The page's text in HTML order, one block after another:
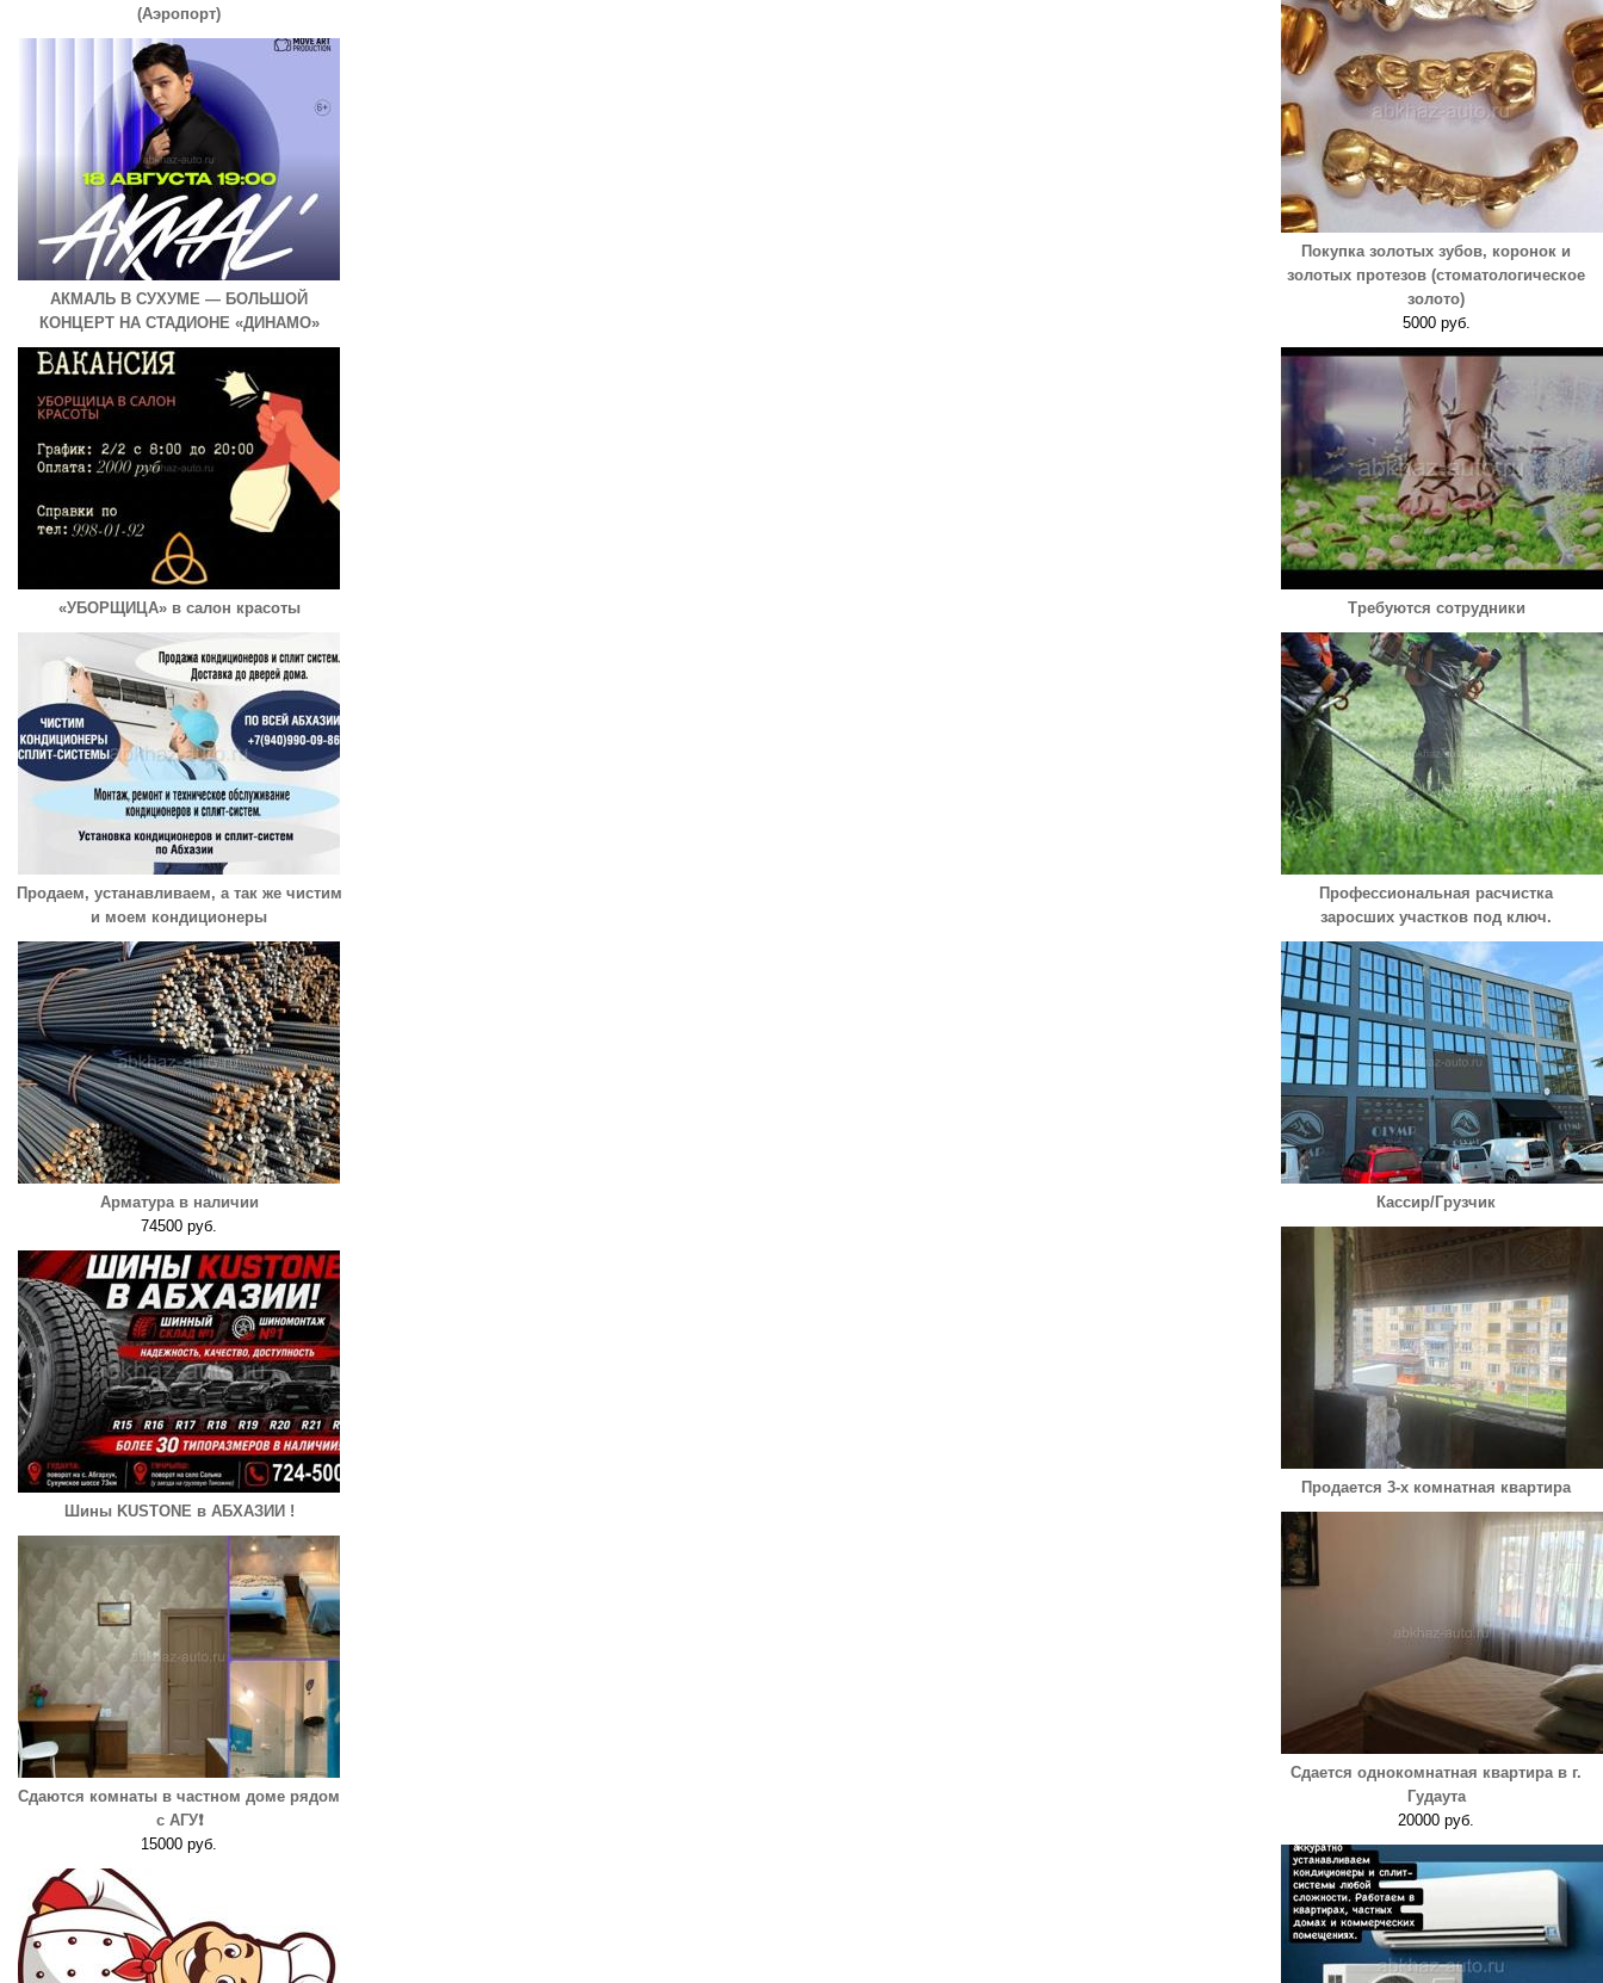
(Аэропорт)
АКМАЛЬ В СУХУМЕ — БОЛЬШОЙ
КОНЦЕРТ НА СТАДИОНЕ «ДИНАМО»
«УБОРЩИЦА» в салон красоты
Продаем, устанавливаем, а так же чистим
и моем кондиционеры
Арматура в наличии
74500 руб.
Шины KUSTONE в АБХАЗИИ !
Сдаются комнаты в частном доме рядом
с АГУ❗️
15000 руб.
Покупка золотых зубов, коронок и
золотых протезов (стоматологическое
золото)
5000 руб.
Требуются сотрудники
Профессиональная расчистка
заросших участков под ключ.
Кассир/Грузчик
Продается 3-х комнатная квартира
Сдается однокомнатная квартира в г.
Гудаута
20000 руб.